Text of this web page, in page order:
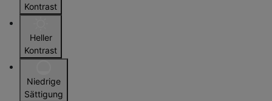
Kontrast
Heller
Kontrast
Niedrige
Sättigung